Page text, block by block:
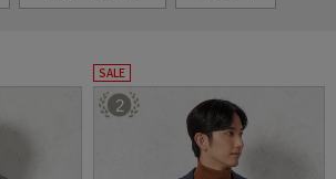
SALE
2